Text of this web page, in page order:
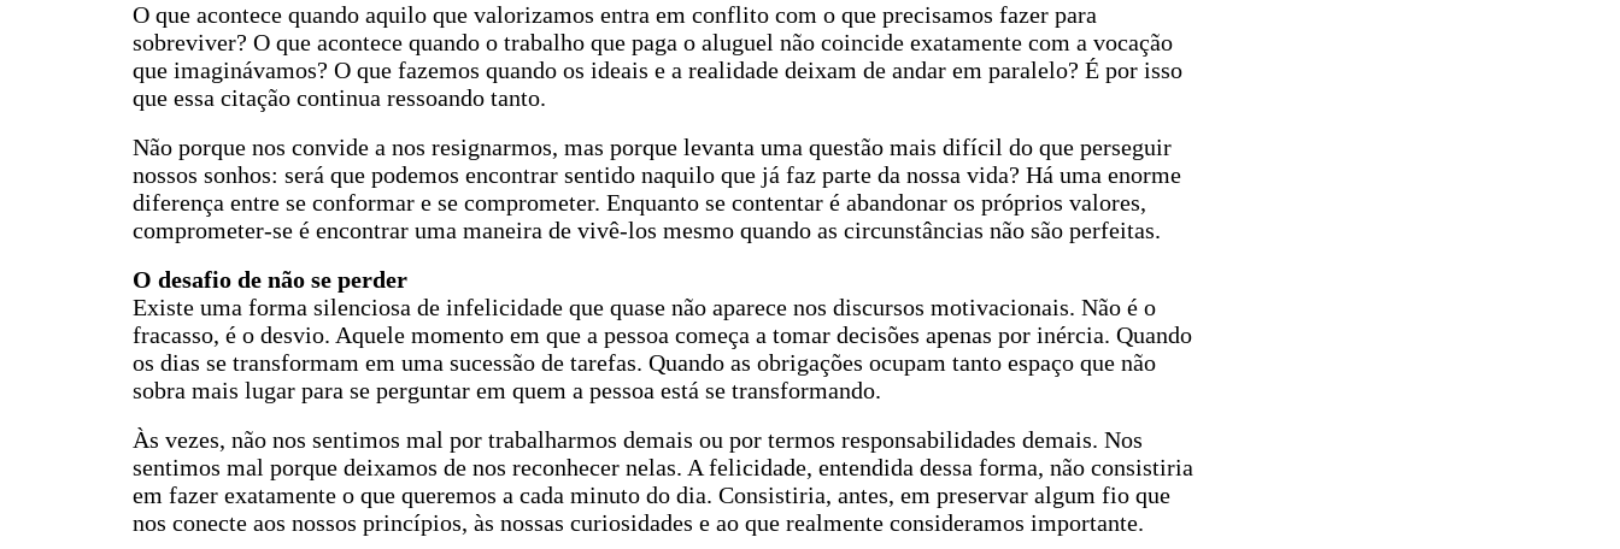
O que acontece quando aquilo que valorizamos entra em conflito com o que precisamos fazer para
sobreviver? O que acontece quando o trabalho que paga o aluguel não coincide exatamente com a vocação
que imaginávamos? O que fazemos quando os ideais e a realidade deixam de andar em paralelo? É por isso
que essa citação continua ressoando tanto.
Não porque nos convide a nos resignarmos, mas porque levanta uma questão mais difícil do que perseguir
nossos sonhos: será que podemos encontrar sentido naquilo que já faz parte da nossa vida? Há uma enorme
diferença entre se conformar e se comprometer. Enquanto se contentar é abandonar os próprios valores,
comprometer-se é encontrar uma maneira de vivê-los mesmo quando as circunstâncias não são perfeitas.
O desafio de não se perder
Existe uma forma silenciosa de infelicidade que quase não aparece nos discursos motivacionais. Não é o
fracasso, é o desvio. Aquele momento em que a pessoa começa a tomar decisões apenas por inércia. Quando
os dias se transformam em uma sucessão de tarefas. Quando as obrigações ocupam tanto espaço que não
sobra mais lugar para se perguntar em quem a pessoa está se transformando.
Às vezes, não nos sentimos mal por trabalharmos demais ou por termos responsabilidades demais. Nos
sentimos mal porque deixamos de nos reconhecer nelas. A felicidade, entendida dessa forma, não consistiria
em fazer exatamente o que queremos a cada minuto do dia. Consistiria, antes, em preservar algum fio que
nos conecte aos nossos princípios, às nossas curiosidades e ao que realmente consideramos importante.